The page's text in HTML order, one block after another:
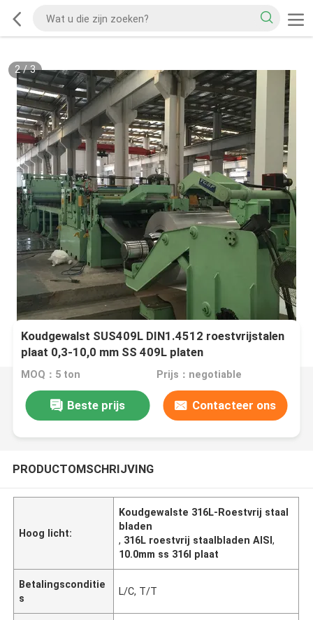
2/3
Koudgewalst SUS409L DIN1.4512 roestvrijstalen
plaat 0,3-10,0 mm SS 409L platen
MOQ：5 ton Prijs：negotiable
Beste prijs Contacteer ons
PRODUCTOMSCHRIJVING
Hoog licht:
Koudgewalste 316L-Roestvrij staal
bladen
, 316L roestvrij staalbladen AISI,
10.0mm ss 316l plaat
Betalingsconditie
s
L/C, T/T